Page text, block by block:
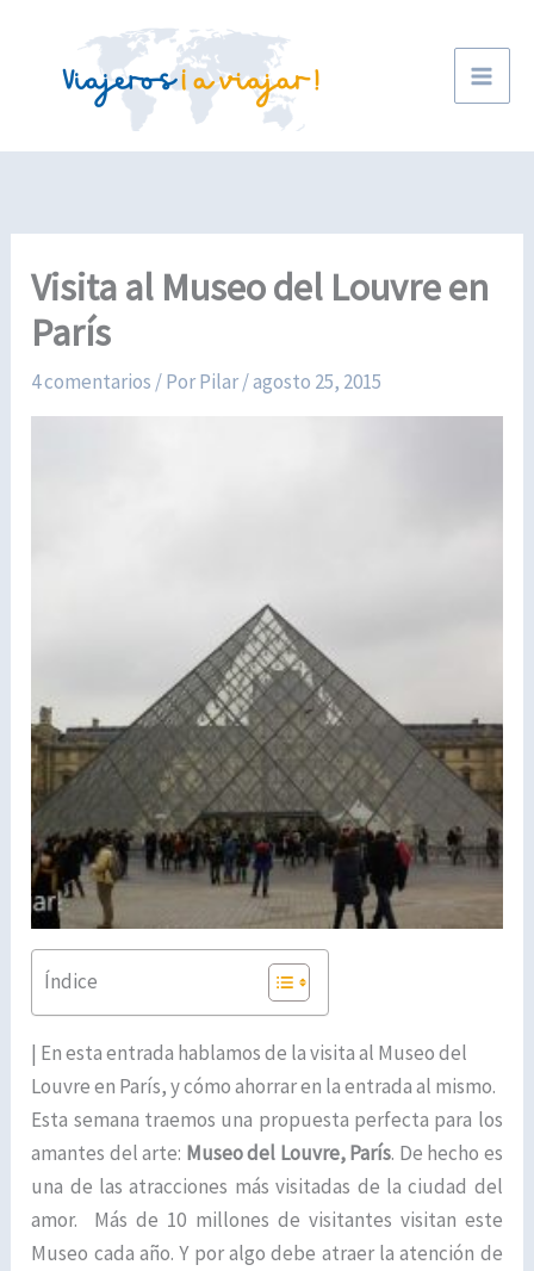
contenido
Visita al Museo del Louvre en
París
4 comentarios / PorPilar/agosto 25, 2015
Índice
| En esta entrada hablamos de la visita al Museo del
Louvre en París, y cómo ahorrar en la entrada al mismo.
Esta semana traemos una propuesta perfecta para los
amantes del arte: Museo del Louvre, París. De hecho es
una de las atracciones más visitadas de la ciudad del
amor. Más de 10 millones de visitantes visitan este
Museo cada año. Y por algo debe atraer la atención de